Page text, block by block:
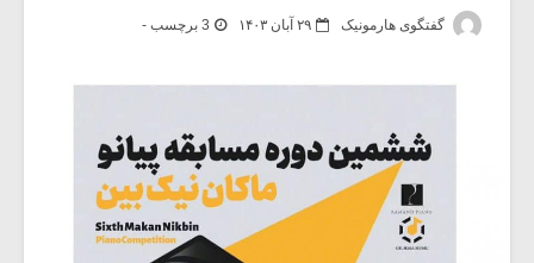
گفتگوی هارمونیک ۲۹ آبان ۱۴۰۳ 3 برچسب -